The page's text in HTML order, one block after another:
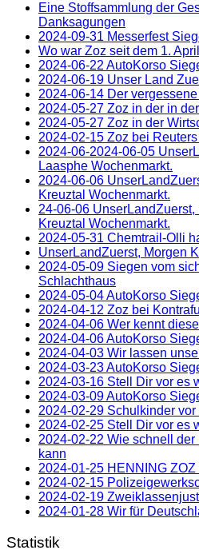
Eine Stoffsammlung der
Danksagungen
2024-09-31 Messerfest
Wo war Zoz seit dem 1.
2024-06-22 AutoKorso
2024-06-19 Unser Land
2024-06-14 Der
2024-05-27 Zoz in der in
2024-05-27 Zoz in der
2024-02-15 Zoz bei
2024-06-2024-06-05
Laasphe Wochenmarkt.
2024-06-06
Kreuztal Wochenmarkt.
24-06-06
Kreuztal Wochenmarkt.
2024-05-31 Chemtrail-Olli
UnserLandZuerst, Morgen
2024-05-09 Siegen vom
Schlachthaus
2024-05-04 AutoKorso
2024-04-12 Zoz bei
2024-04-06 Wer kennt
2024-04-06 AutoKorso
2024-04-03 Wir lassen
2024-03-23 AutoKorso
2024-03-16 Stell Dir vor es
2024-03-09 AutoKorso
2024-02-29 Schulkinder
2024-02-25 Stell Dir vor es
2024-02-22 Wie schnell
kann
2024-01-25 HENNING
2024-02-15
2024-02-19
2024-01-28 Wir für
Statistik